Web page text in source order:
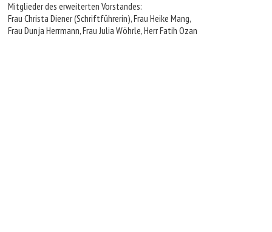
Mitglieder des erweiterten Vorstandes:
Frau Christa Diener (Schriftführerin), Frau Heike Mang,
Frau Dunja Herrmann, Frau Julia Wöhrle, Herr Fatih Ozan